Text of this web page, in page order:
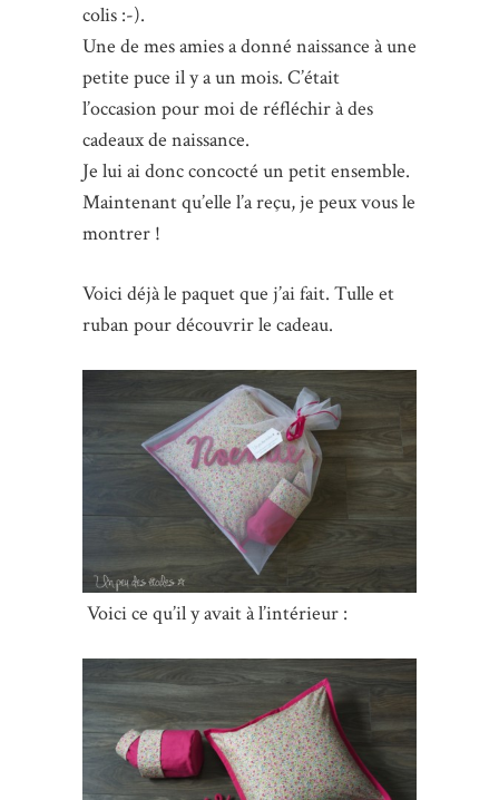
colis :-).
Une de mes amies a donné naissance à une
petite puce il y a un mois. C’était
l’occasion pour moi de réfléchir à des
cadeaux de naissance.
Je lui ai donc concocté un petit ensemble.
Maintenant qu’elle l’a reçu, je peux vous le
montrer !
Voici déjà le paquet que j’ai fait. Tulle et
ruban pour découvrir le cadeau.
Voici ce qu’il y avait à l’intérieur :